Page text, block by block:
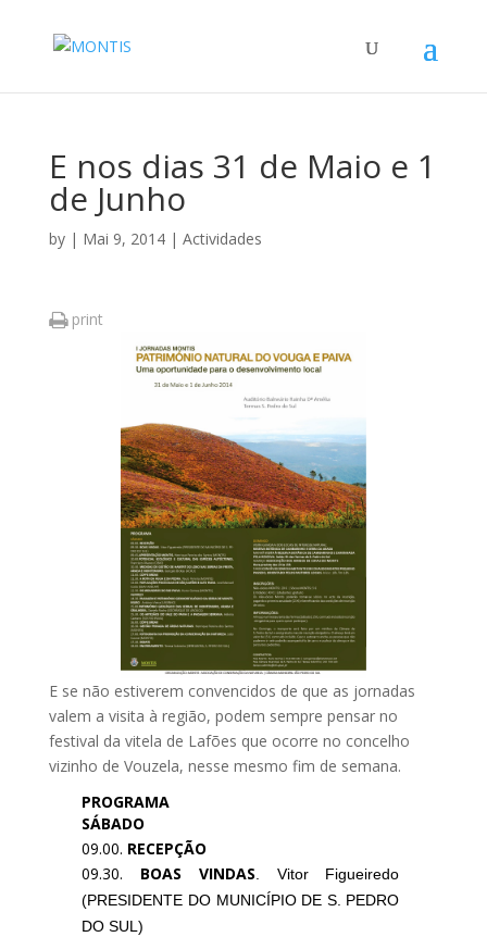
E nos dias 31 de Maio e 1
de Junho
by | Mai 9, 2014| Actividades
print
E se não estiverem convencidos de que as jornadas
valem a visita à região, podem sempre pensar no
festival da vitela de Lafões que ocorre no concelho
vizinho de Vouzela, nesse mesmo fim de semana.
PROGRAMA
SÁBADO
09.00. RECEPÇÃO
09.30. BOAS VINDAS. Vitor Figueiredo
(PRESIDENTE DO MUNICÍPIO DE S. PE­DRO
DO SUL)